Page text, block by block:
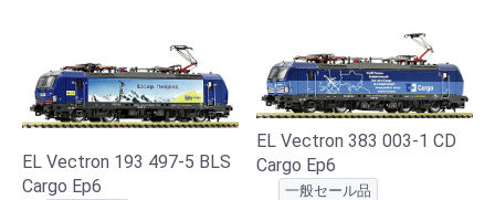
EL Vectron 193 497-5 BLS
Cargo Ep6
EL Vectron 383 003-1 CD
Cargo Ep6
一般セール品